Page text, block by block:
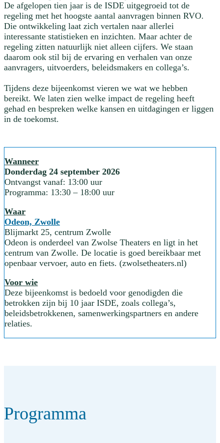
De afgelopen tien jaar is de ISDE uitgegroeid tot de
regeling met het hoogste aantal aanvragen binnen RVO.
Die ontwikkeling laat zich vertalen naar allerlei
interessante statistieken en inzichten. Maar achter de
regeling zitten natuurlijk niet alleen cijfers. We staan
daarom ook stil bij de ervaring en verhalen van onze
aanvragers, uitvoerders, beleidsmakers en collega’s.
Tijdens deze bijeenkomst vieren we wat we hebben
bereikt. We laten zien welke impact de regeling heeft
gehad en bespreken welke kansen en uitdagingen er liggen
in de toekomst.
Wanneer
Donderdag 24 september 2026
Ontvangst vanaf: 13:00 uur
Programma: 13:30 – 18:00 uur
Waar
Odeon, Zwolle
Blijmarkt 25, centrum Zwolle
Odeon is onderdeel van Zwolse Theaters en ligt in het
centrum van Zwolle. De locatie is goed bereikbaar met
openbaar vervoer, auto en fiets. (zwolsetheaters.nl)
Voor wie
Deze bijeenkomst is bedoeld voor genodigden die
betrokken zijn bij 10 jaar ISDE, zoals collega’s,
beleidsbetrokkenen, samenwerkingspartners en andere
relaties.
Programma